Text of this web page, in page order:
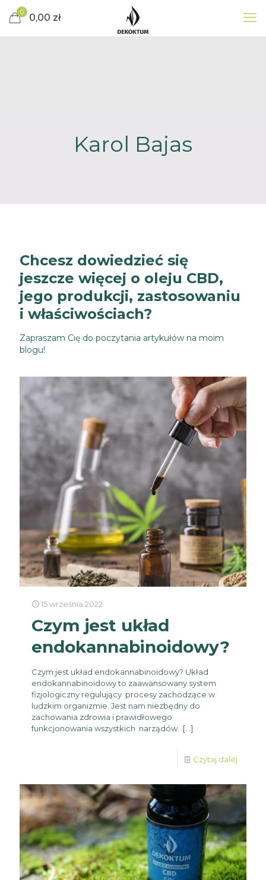
0 0,00 zł
Karol Bajas
Chcesz dowiedzieć się
jeszcze więcej o oleju CBD,
jego produkcji, zastosowaniu
i właściwościach?
Zapraszam Cię do poczytania artykułów na moim
blogu!
15 września 2022
Czym jest układ
endokannabinoidowy?
Czym jest układ endokannabinoidowy? Układ
endokannabinoidowy to zaawansowany system
fizjologiczny regulujący procesy zachodzące w
ludzkim organizmie. Jest nam niezbędny do
zachowania zdrowia i prawidłowego
funkcjonowania wszystkich narządów. […]
Czytaj dalej